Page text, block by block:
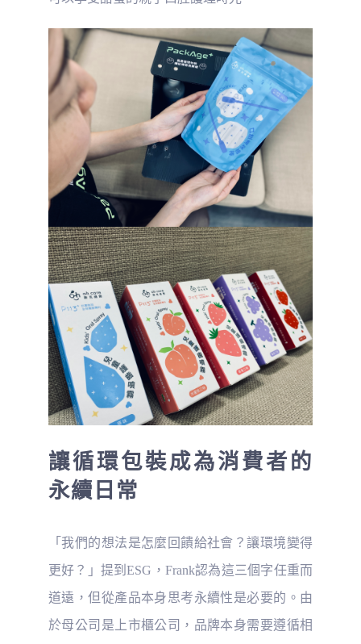
讓循環包裝成為消費者的
永續日常
「我們的想法是怎麼回饋給社會？讓環境變得
更好？」提到ESG，Frank認為這三個字任重而
道遠，但從產品本身思考永續性是必要的。由
於母公司是上市櫃公司，品牌本身需要遵循相